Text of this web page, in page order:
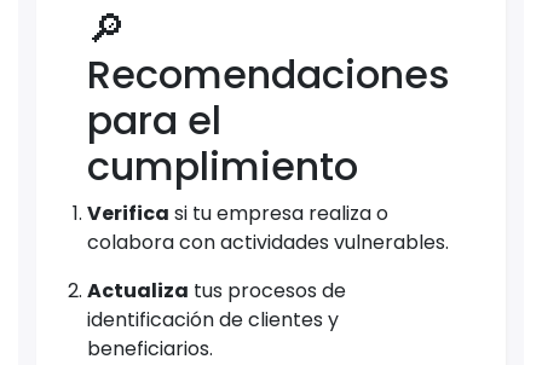
🔎
Recomendaciones
para el
cumplimiento
Verifica si tu empresa realiza o
colabora con actividades vulnerables.
Actualiza tus procesos de
identificación de clientes y
beneficiarios.